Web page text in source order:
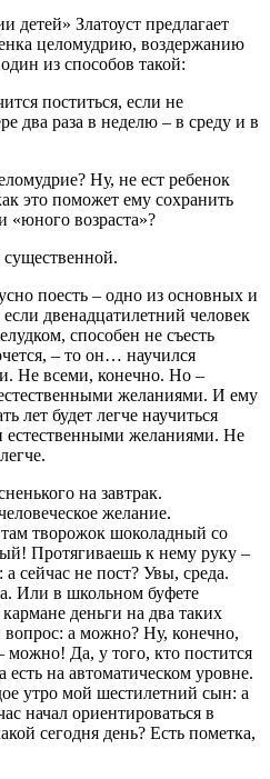
детей» Златоуст предлагает
целомудрию, воздержанию
из способов такой:
поститься, если не
два раза в неделю – в среду и в
Ну, не ест ребенок
это поможет ему сохранить
«юного возраста»?
поесть – одно из основных и
двенадцатилетний человек
способен не съесть
– то он… научился
Не всеми, конечно. Но –
желаниями. И ему
лет будет легче научиться
естественными желаниями. Не
на завтрак.
желание.
творожок шоколадный со
Протягиваешь к нему руку –
сейчас не пост? Увы, среда.
Или в школьном буфете
деньги на два таких
а можно? Ну, конечно,
можно! Да, у того, кто постится
есть на автоматическом уровне.
утро мой шестилетний сын: а
начал ориентироваться в
сегодня день? Есть пометка,